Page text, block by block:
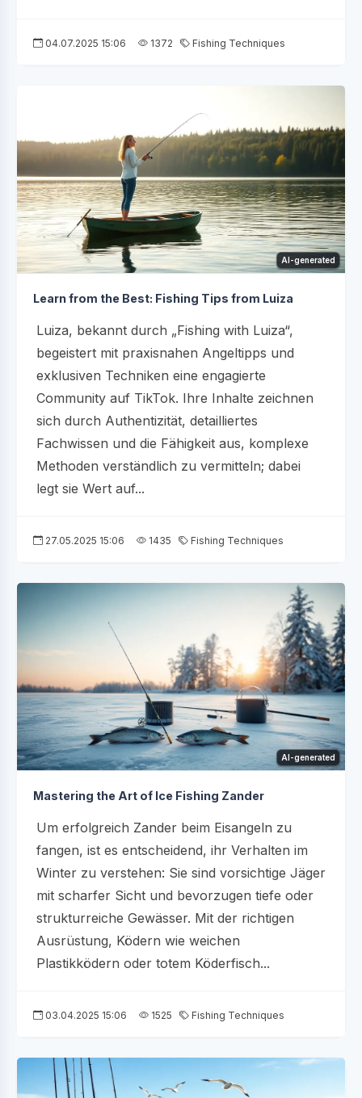
04.07.2025 15:06 1372 Fishing Techniques
AI-generated
Learn from the Best: Fishing Tips from Luiza
Luiza, bekannt durch „Fishing with Luiza“,
begeistert mit praxisnahen Angeltipps und
exklusiven Techniken eine engagierte
Community auf TikTok. Ihre Inhalte zeichnen
sich durch Authentizität, detailliertes
Fachwissen und die Fähigkeit aus, komplexe
Methoden verständlich zu vermitteln; dabei
legt sie Wert auf...
27.05.2025 15:06 1435 Fishing Techniques
AI-generated
Mastering the Art of Ice Fishing Zander
Um erfolgreich Zander beim Eisangeln zu
fangen, ist es entscheidend, ihr Verhalten im
Winter zu verstehen: Sie sind vorsichtige Jäger
mit scharfer Sicht und bevorzugen tiefe oder
strukturreiche Gewässer. Mit der richtigen
Ausrüstung, Ködern wie weichen
Plastikködern oder totem Köderfisch...
03.04.2025 15:06 1525 Fishing Techniques